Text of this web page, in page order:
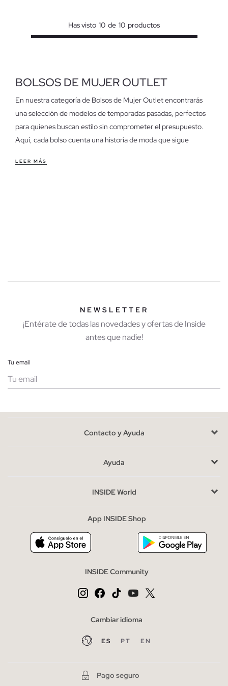
Has visto 10 de 10 productos
BOLSOS DE MUJER OUTLET
En nuestra categoría de Bolsos de Mujer Outlet encontrarás
una selección de modelos de temporadas pasadas, perfectos
para quienes buscan estilo sin comprometer el presupuesto.
Aquí, cada bolso cuenta una historia de moda que sigue
salidas informales.
El outlet es la opción ideal para adquirir bolsos a precios
especiales, sin sacrificar el diseño. Completa tu look con otros
LEER MÁS
NEWSLETTER
¡Entérate de todas las novedades y ofertas de Inside
antes que nadie!
Tu email
política de privacidad
comunicaciones comerciales personalizadas de Inside.
* Puedes cancelar la suscripción en cualquier momento.
Contacto y Ayuda
Ayuda
INSIDE World
App INSIDE Shop
INSIDE Community
Cambiar idioma
ES PT EN
Pago seguro